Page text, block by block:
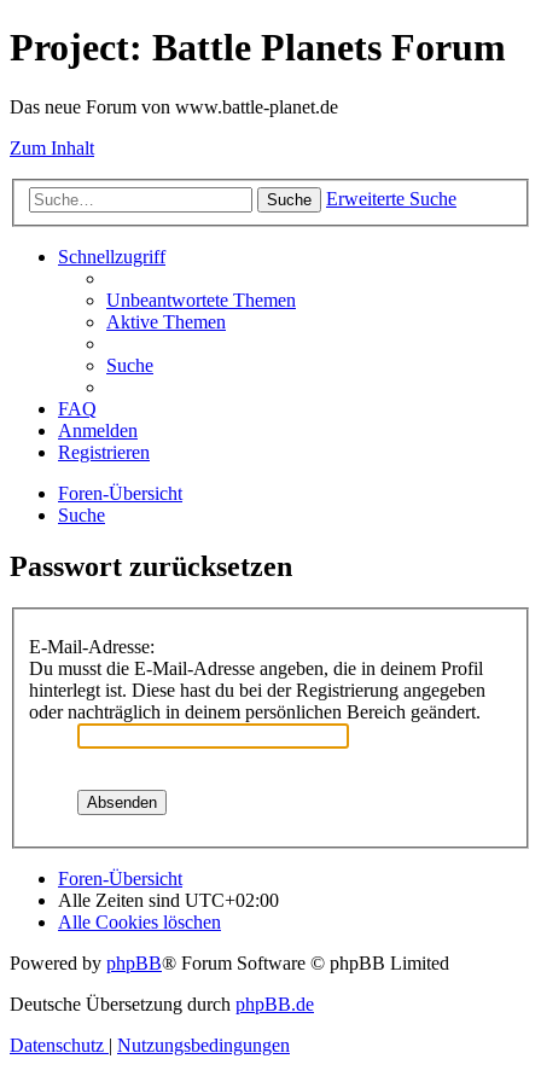
Project: Battle Planets Forum
Das neue Forum von www.battle-planet.de
Zum Inhalt
Suche Erweiterte Suche
Schnellzugriff
Unbeantwortete Themen
Aktive Themen
Suche
FAQ
Anmelden
Registrieren
Foren-Übersicht
Suche
Passwort zurücksetzen
E-Mail-Adresse:
Du musst die E-Mail-Adresse angeben, die in deinem Profil
hinterlegt ist. Diese hast du bei der Registrierung angegeben
oder nachträglich in deinem persönlichen Bereich geändert.
Foren-Übersicht
Alle Zeiten sind UTC+02:00
Alle Cookies löschen
Powered by phpBB® Forum Software © phpBB Limited
Deutsche Übersetzung durch phpBB.de
Datenschutz | Nutzungsbedingungen